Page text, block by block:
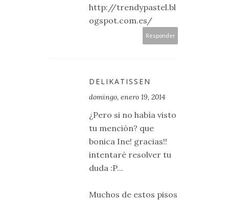
http://trendypastel.bl
ogspot.com.es/
Responder
DELIKATISSEN
domingo, enero 19, 2014
¿Pero si no había visto
tu mención? que
bonica Ine! gracias!!
intentaré resolver tu
duda :P...
Muchos de estos pisos